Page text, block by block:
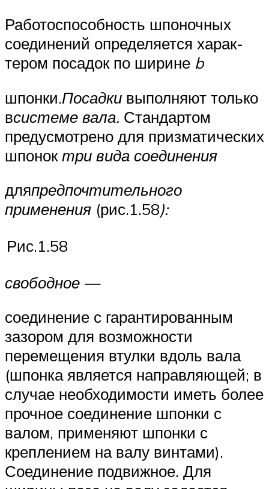
Работоспособность шпоночных
соединений определяется харак­
тером посадок по ширине b
шпонки.Посадки выполняют только
всистеме вала. Стандартом
предусмотрено для призматических
шпоноктри вида соединения
дляпредпочтительного
применения (рис.1.58):
Рис.1.58
свободное —
соединение с гарантированным
зазором для воз­можности
перемещения втулки вдоль вала
(шпонка является направляющей; в
случае необходимости иметь более
прочное соеди­нение шпонки с
валом, применяют шпонки с
креплением на валу винтами).
Соединение подвижное. Для